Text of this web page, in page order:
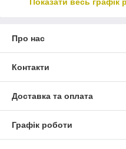
Про нас
Контакти
Доставка та оплата
Графік роботи